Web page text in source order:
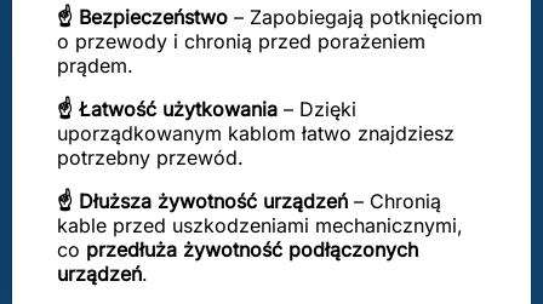
☝️ Bezpieczeństwo – Zapobiegają potknięciom
o przewody i chronią przed porażeniem
prądem.
☝️ Łatwość użytkowania – Dzięki
uporządkowanym kablom łatwo znajdziesz
potrzebny przewód.
☝️ Dłuższa żywotność urządzeń – Chronią
kable przed uszkodzeniami mechanicznymi,
co przedłuża żywotność podłączonych
urządzeń.